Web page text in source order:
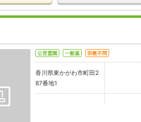
公営霊園 一般墓 宗教不問
香川県東かがわ市町田2
87番地1